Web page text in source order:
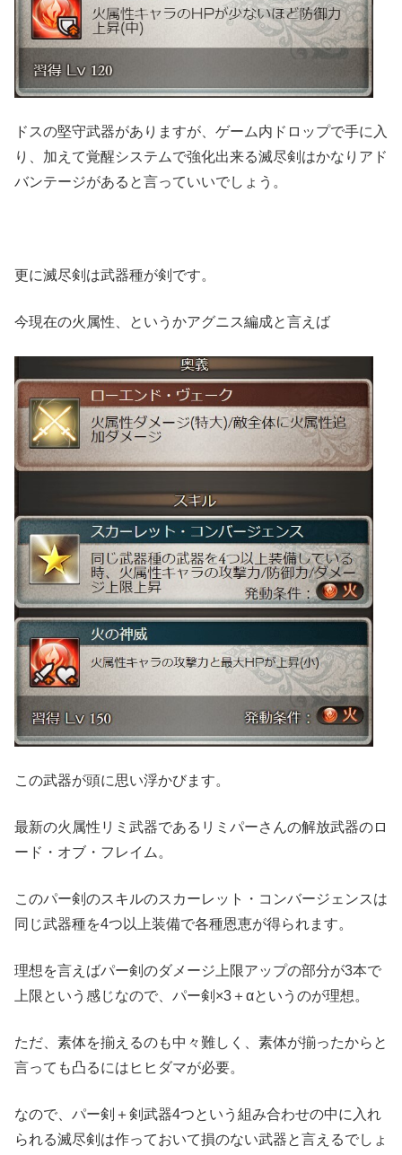
ドスの堅守武器がありますが、ゲーム内ドロップで手に入
り、加えて覚醒システムで強化出来る滅尽剣はかなりアド
バンテージがあると言っていいでしょう。
更に滅尽剣は武器種が剣です。
今現在の火属性、というかアグニス編成と言えば
この武器が頭に思い浮かびます。
最新の火属性リミ武器であるリミパーさんの解放武器のロ
ード・オブ・フレイム。
このパー剣のスキルのスカーレット・コンバージェンスは
同じ武器種を4つ以上装備で各種恩恵が得られます。
理想を言えばパー剣のダメージ上限アップの部分が3本で
上限という感じなので、パー剣×3＋αというのが理想。
ただ、素体を揃えるのも中々難しく、素体が揃ったからと
言っても凸るにはヒヒダマが必要。
なので、パー剣＋剣武器4つという組み合わせの中に入れ
られる滅尽剣は作っておいて損のない武器と言えるでしょ